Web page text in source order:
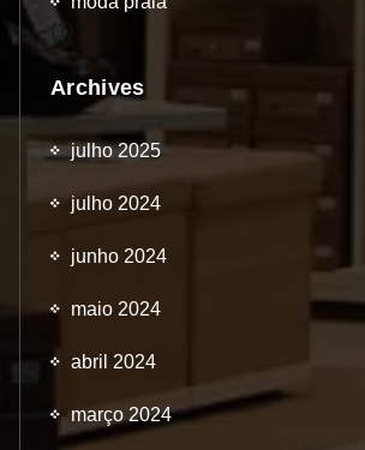
(1)
Archives
julho 2025
julho 2024
junho 2024
maio 2024
abril 2024
março 2024